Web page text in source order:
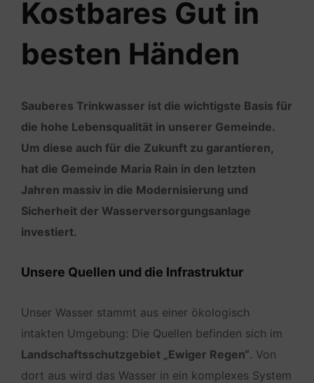
Kostbares Gut in
besten Händen
Sauberes Trinkwasser ist die wichtigste Basis für
die hohe Lebensqualität in unserer Gemeinde.
Um diese auch für die Zukunft zu garantieren,
hat die Gemeinde Maria Rain in den letzten
Jahren massiv in die Modernisierung und
Sicherheit der Wasserversorgungsanlage
investiert.
Unsere Quellen und die Infrastruktur
Unser Wasser stammt aus einer ökologisch
intakten Umgebung: Die Quellen befinden sich im
Landschaftsschutzgebiet „Ewiger Regen“. Von
dort aus wird das Wasser in ein komplexes System